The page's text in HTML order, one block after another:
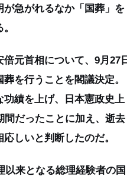
が急がれるなか「国葬」を
元首相について、9月27
を行うことを閣議決定。
績を上げ、日本憲政史上
間だったことに加え、逝去
しいと判断したのだ。
来となる総理経験者の国